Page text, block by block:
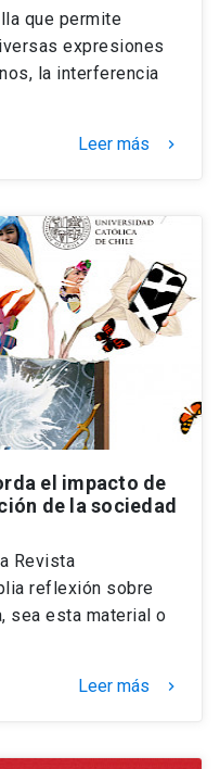
que permite
expresiones
la interferencia
Leer más keyboard_arrow_right
el impacto de
de la sociedad
Revista
reflexión sobre
sea esta material o
Leer más keyboard_arrow_right